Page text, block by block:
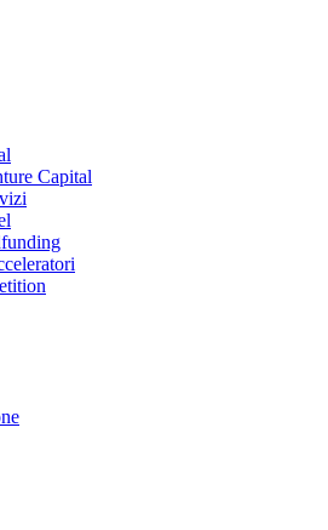
Capital